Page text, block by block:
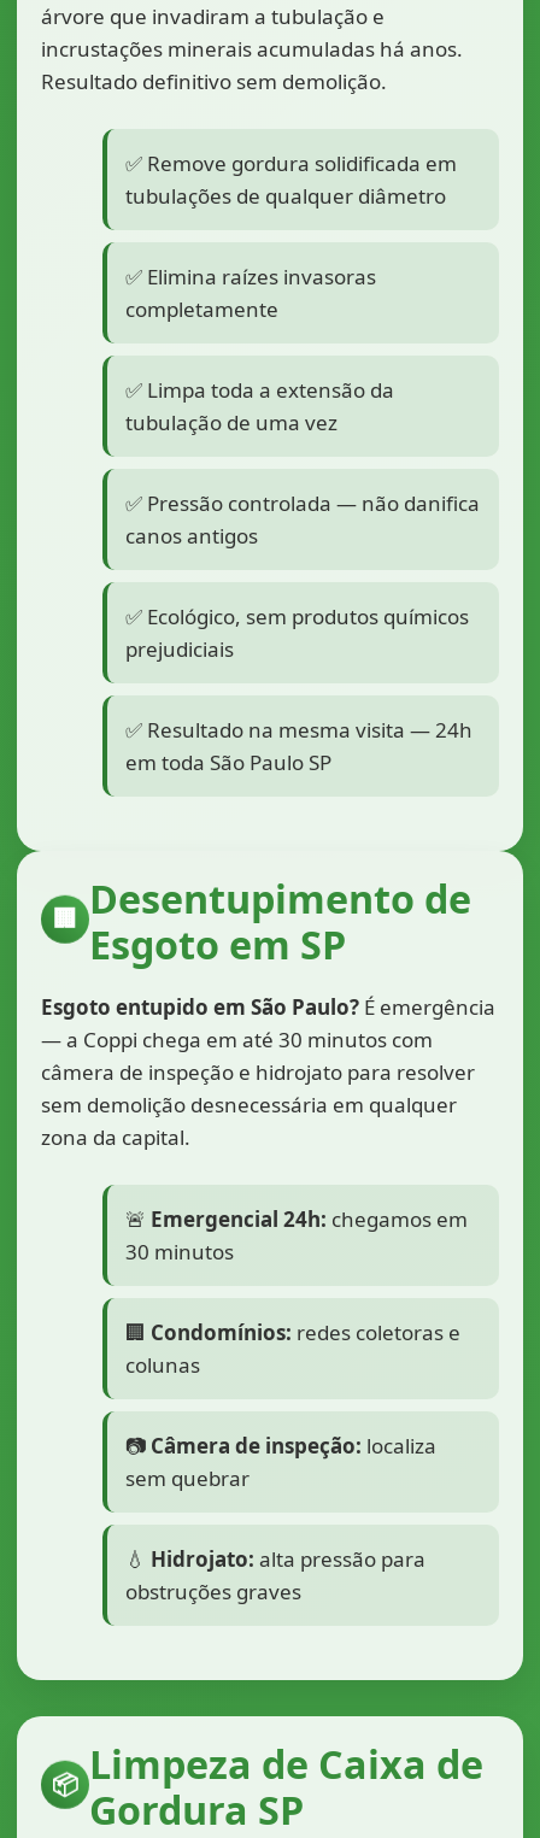
árvore que invadiram a tubulação e
incrustações minerais acumuladas há anos.
Resultado definitivo sem demolição.
✅ Remove gordura solidificada em
tubulações de qualquer diâmetro
✅ Elimina raízes invasoras
completamente
✅ Limpa toda a extensão da
tubulação de uma vez
✅ Pressão controlada — não danifica
canos antigos
✅ Ecológico, sem produtos químicos
prejudiciais
✅ Resultado na mesma visita — 24h
em toda São Paulo SP
🏢 Desentupimento de
Esgoto em SP
Esgoto entupido em São Paulo? É emergência
— a Coppi chega em até 30 minutos com
câmera de inspeção e hidrojato para resolver
sem demolição desnecessária em qualquer
zona da capital.
🚨 Emergencial 24h: chegamos em
30 minutos
🏢 Condomínios: redes coletoras e
colunas
📷 Câmera de inspeção: localiza
sem quebrar
💧 Hidrojato: alta pressão para
obstruções graves
📦 Limpeza de Caixa de
Gordura SP